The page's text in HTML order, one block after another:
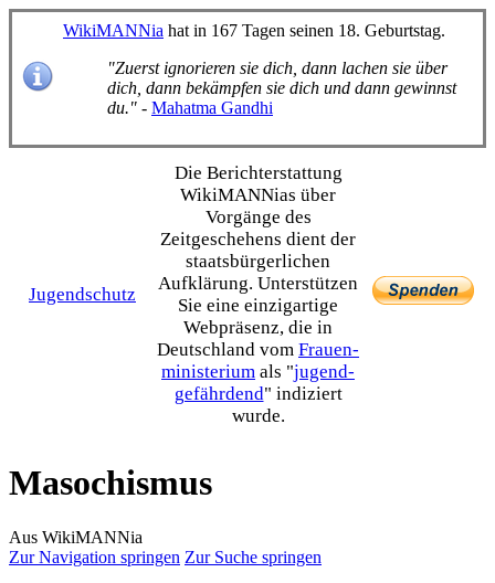
WikiMANNia hat in 167 Tagen seinen 18. Geburtstag.
"Zuerst ignorieren sie dich, dann lachen sie über
dich, dann bekämpfen sie dich und dann gewinnst
du." - Mahatma Gandhi
Jugendschutz
Die Bericht­erstattung
WikiMANNias über
Vorgänge des
Zeitgeschehens dient der
staats­bürgerlichen
Aufklärung. Unterstützen
Sie eine einzig­artige
Webpräsenz, die in
Deutschland vom Frauen­
ministerium als "jugend­
gefährdend" indiziert
wurde.
Masochismus
Aus WikiMANNia
Zur Navigation springen Zur Suche springen